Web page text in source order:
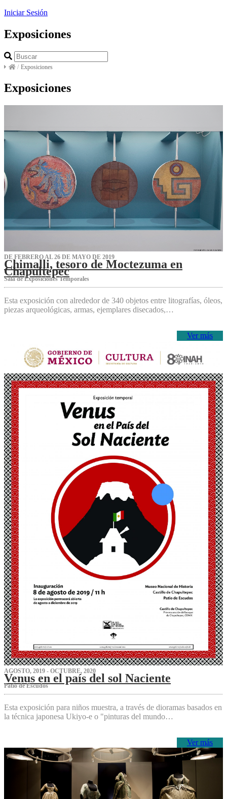
Iniciar Sesión
Exposiciones
/ Exposiciones
Exposiciones
DE FEBRERO AL 26 DE MAYO DE 2019
Chimalli, tesoro de Moctezuma en
Chapultepec
Sala de Exposiciones Temporales
Esta exposición con alrededor de 340 objetos entre litografías, óleos,
piezas arqueológicas, armas, ejemplares disecados,…
Ver más
AGOSTO, 2019 - OCTUBRE, 2020
Venus en el país del sol Naciente
P‌atio de Escudos
Esta exposición para niños muestra, a través de dioramas basados en
la técnica japonesa Ukiyo-e o "pinturas del mundo…
Ver más